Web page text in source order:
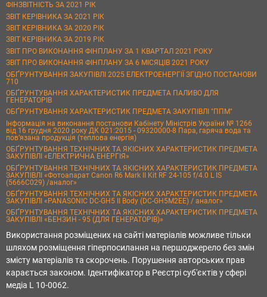
ФІНЗВІТНІСТЬ ЗА 2021 РІК
ЗВІТ КЕРІВНИКА ЗА 2021 РІК
ЗВІТ КЕРІВНИКА ЗА 2020 РІК
ЗВІТ КЕРІВНИКА ЗА 2019 РІК
ЗВІТ ПРО ВИКОНАННЯ ФІНПЛАНУ ЗА 1 КВАРТАЛ 2021 РОКУ
ЗВІТ ПРО ВИКОНАННЯ ФІНПЛАНУ ЗА 6 МІСЯЦІВ 2021 РОКУ
ОБҐРУНТУВАННЯ ЗАКУПІВЛІ 2025 ЕЛЕКТРОЕНЕРГІЇ ЗГІДНО ПОСТАНОВИ
710
ОБҐРУНТУВАННЯ ХАРАКТЕРИСТИК ПРЕДМЕТА ПАЛИВО ДЛЯ
ГЕНЕРАТОРІВ
ОБҐРУНТУВАННЯ ХАРАКТЕРИСТИК ПРЕДМЕТА ЗАКУПІВЛІ "ППМ"
Інформація на виконання постанови Кабінету Міністрів України № 1266
від 16 грудня 2020 року ДК 021:2015 - 09320000-8 Пара, гаряча вода та
пов’язана продукція (теплова енергія)
ОБҐРУНТУВАННЯ ТЕХНІЧНИХ ТА ЯКІСНИХ ХАРАКТЕРИСТИК ПРЕДМЕТА
ЗАКУПІВЛІ «ЕЛЕКТРИЧНА ЕНЕРГІЯ»
ОБҐРУНТУВАННЯ ТЕХНІЧНИХ ТА ЯКІСНИХ ХАРАКТЕРИСТИК ПРЕДМЕТА
ЗАКУПІВЛІ «Фотоапарат Canon R6 Mark II Kit RF 24-105 f/4.0 L IS
(5666C029) /аналог»
ОБҐРУНТУВАННЯ ТЕХНІЧНИХ ТА ЯКІСНИХ ХАРАКТЕРИСТИК ПРЕДМЕТА
ЗАКУПІВЛІ «PANASONIC DC-GH5 II Body (DC-GH5M2EE) / аналог»
ОБҐРУНТУВАННЯ ТЕХНІЧНИХ ТА ЯКІСНИХ ХАРАКТЕРИСТИК ПРЕДМЕТА
ЗАКУПІВЛІ «БЕНЗИН - 95 (ДЛЯ ГЕНЕРАТОРІВ)»
Використання розміщених на сайті матеріалів можливе тільки
шляхом розміщення гіперпосилання на першоджерело без змін
змісту матеріалів та скорочень. Порушення авторських прав
карається законом. Ідентифікатор в Реєстрі суб'єктів у сфері
медіа L 10-0062.